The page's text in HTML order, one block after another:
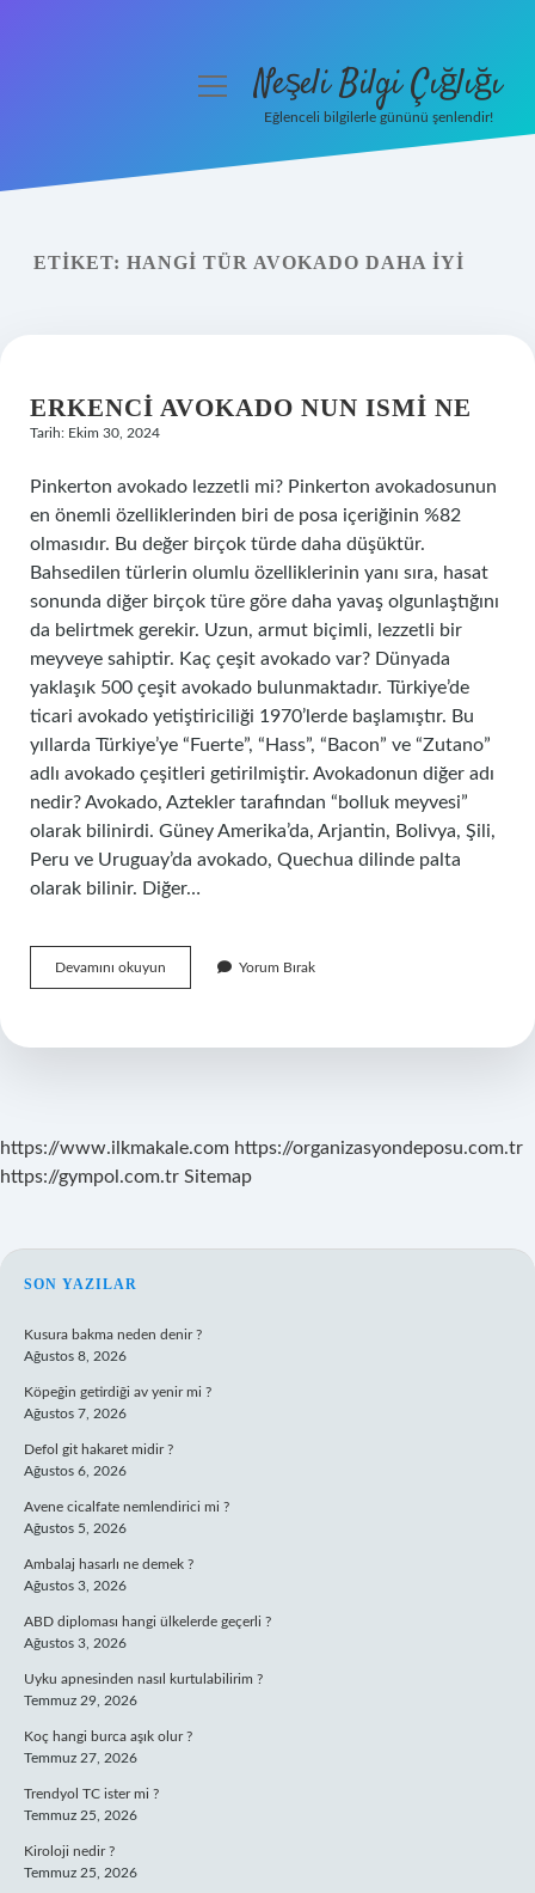
Yasal Uyarı
menüyüNeşeli Bilgi Çığlığı
Eğlenceli bilgilerle gününü şenlendir!
ETIKET: HANGI TÜR AVOKADO DAHA IYI
ERKENCI AVOKADO NUN ISMI NE
Tarih: Ekim 30, 2024
Pinkerton avokado lezzetli mi? Pinkerton avokadosunun
en önemli özelliklerinden biri de posa içeriğinin %82 ​​
olmasıdır. Bu değer birçok türde daha düşüktür.
Bahsedilen türlerin olumlu özelliklerinin yanı sıra, hasat
sonunda diğer birçok türe göre daha yavaş olgunlaştığını
da belirtmek gerekir. Uzun, armut biçimli, lezzetli bir
meyveye sahiptir. Kaç çeşit avokado var? Dünyada
yaklaşık 500 çeşit avokado bulunmaktadır. Türkiye’de
ticari avokado yetiştiriciliği 1970’lerde başlamıştır. Bu
yıllarda Türkiye’ye “Fuerte”, “Hass”, “Bacon” ve “Zutano”
adlı avokado çeşitleri getirilmiştir. Avokadonun diğer adı
nedir? Avokado, Aztekler tarafından “bolluk meyvesi”
olarak bilinirdi. Güney Amerika’da, Arjantin, Bolivya, Şili,
Peru ve Uruguay’da avokado, Quechua dilinde palta
olarak bilinir. Diğer…
Devamını okuyun
Avokado
Ne
Yorum Bırak
https://www.ilkmakale.com https://organizasyondeposu.com.tr
https://gympol.com.tr Sitemap
SIDEBAR
SON YAZILAR
Kusura bakma neden denir ?
Ağustos 8, 2026
Köpeğin getirdiği av yenir mi ?
Ağustos 7, 2026
Defol git hakaret midir ?
Ağustos 6, 2026
Avene cicalfate nemlendirici mi ?
Ağustos 5, 2026
Ambalaj hasarlı ne demek ?
Ağustos 3, 2026
ABD diploması hangi ülkelerde geçerli ?
Ağustos 3, 2026
Uyku apnesinden nasıl kurtulabilirim ?
Temmuz 29, 2026
Koç hangi burca aşık olur ?
Temmuz 27, 2026
Trendyol TC ister mi ?
Temmuz 25, 2026
Kiroloji nedir ?
Temmuz 25, 2026